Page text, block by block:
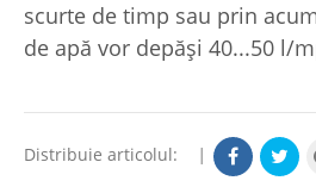
scurte de timp sau prin
de apă vor depăşi 40...50 l/
Distribuie articolul: |